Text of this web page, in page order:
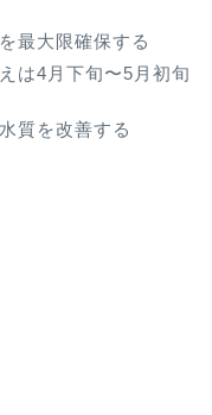
最大限確保する
は4月下旬〜5月初旬
質を改善する